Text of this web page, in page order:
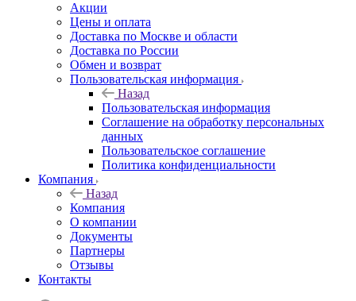
Акции
Цены и оплата
Доставка по Москве и области
Доставка по России
Обмен и возврат
Пользовательская информация
Назад
Пользовательская информация
Соглашение на обработку персональных
данных
Пользовательское соглашение
Политика конфиденциальности
Компания
Назад
Компания
О компании
Документы
Партнеры
Отзывы
Контакты